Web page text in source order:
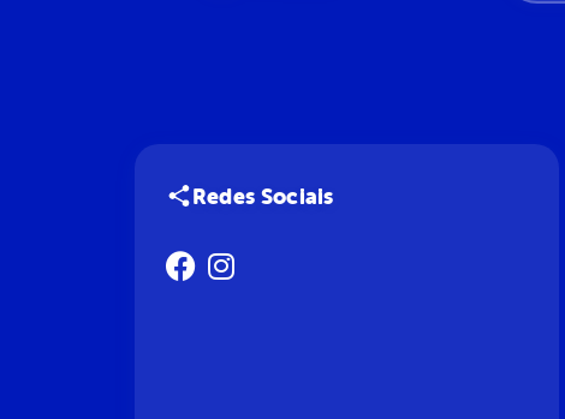
Redes Sociais